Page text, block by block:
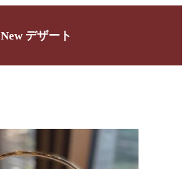
New デザート